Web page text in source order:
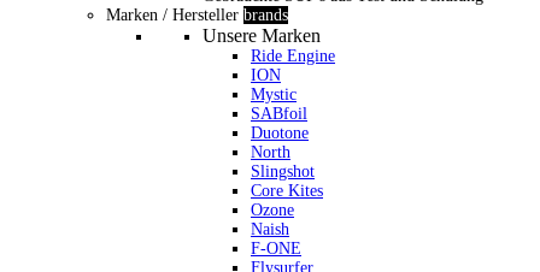
Marken / Hersteller brands
Unsere Marken
Ride Engine
ION
Mystic
SABfoil
Duotone
North
Slingshot
Core Kites
Ozone
Naish
F-ONE
Flysurfer